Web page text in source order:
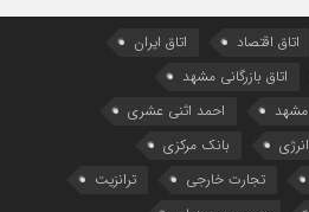
اتاق اقتصاد
اتاق ایران
اتاق بازرگانی مشهد
مشهد
احمد اثنی عشری
انرژی
بانک مرکزی
تجارت خارجی
ترانزیت